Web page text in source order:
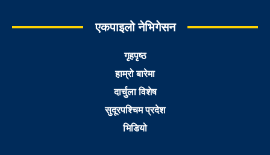
एकपाइलो नेभिगेसन
गृहपृष्ठ
हाम्रो बारेमा
दार्चुला विशेष
सुदूरपश्चिम प्रदेश
भिडियो